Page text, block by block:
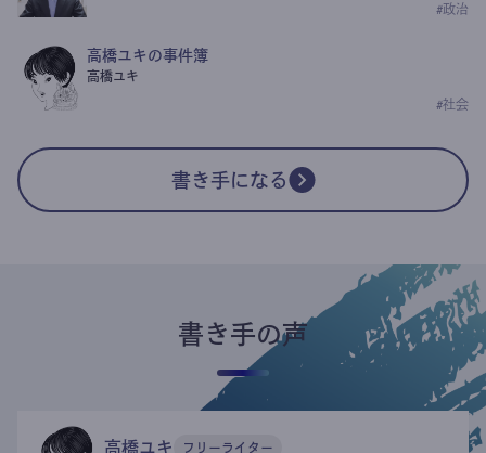
#政治
高橋ユキの事件簿
高橋ユキ
#社会
書き手になる
書き手の声
高橋ユキ フリーライター